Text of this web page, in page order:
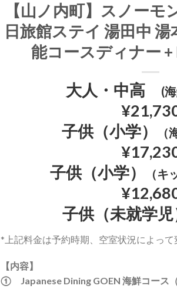
【山ノ内町】スノーモ
日旅館ステイ 湯田中 湯
能コースディナー +
大人・中高
(
子供（小学） （
子供（小学） （キ
子供（未就学児
*上記料金は予約時期、空室状況によって
【内容】
① Japanese Dining GOEN 海鮮コース（